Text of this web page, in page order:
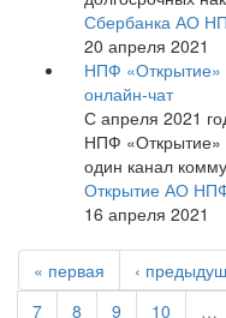
Сбербанка АО
20 апреля 2021
НПФ «Открытие»
онлайн-чат
С апреля 2021
НПФ «Открытие»
один канал
Открытие АО
16 апреля 2021
« первая ‹
7
8 9 10 …